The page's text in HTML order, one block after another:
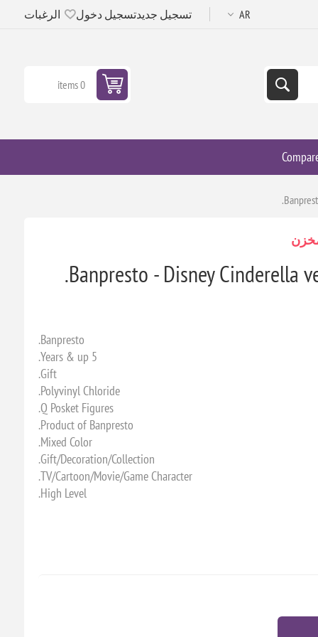
تسجيل جديدتسجيل دخول الرغبات
0 items
Banpresto - Disney Cinderella
Banpresto.
5 Years & up.
Gift.
Polyvinyl Chloride.
Q Posket Figures.
Product of Banpresto.
Mixed Color.
Gift/Decoration/Collection.
TV/Cartoon/Movie/Game Character.
High Level.